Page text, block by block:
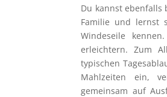
Du kannst ebenfalls
Familie und lernst
Windeseile
erleichtern. Zum
typischen
Mahlzeiten ein,
gemeinsam auf